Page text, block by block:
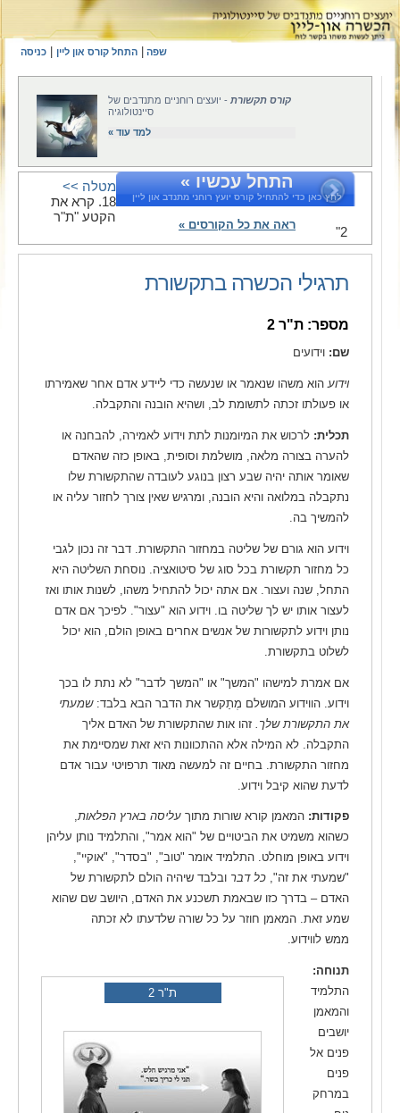
שפה התחל קורס און ליין כניסה
קורס תקשורת - יועצים רוחניים מתנדבים של
סיינטולוגיה
למד עוד »
התחל עכשיו »
לחץ כאן כדי להתחיל קורס יועץ רוחני מתנדב און ליין
ראה את כל הקורסים »
מטלה >>
18. קרא את
הקטע "ת"ר
2"
תרגילי הכשרה בתקשורת
מספר: ת"ר 2
שם: וידועים
וידועהוא משהו שנאמר או שנעשה כדי ליידע אדם אחר שאמירתו
או פעולתו זכתה לתשומת לב, ושהיא הובנה והתקבלה.
תכלית: לרכוש את המיומנות לתת וידוע לאמירה, להבחנה או
להערה בצורה מלאה, מושלמת וסופית, באופן כזה שהאדם
שאומר אותה יהיה שבע רצון בנוגע לעובדה שהתקשורת שלו
נתקבלה במלואה והיא הובנה, ומרגיש שאין צורך לחזור עליה או
להמשיך בה.
וידוע הוא גורם של שליטה במחזור התקשורת. דבר זה נכון לגבי
כל מחזור תקשורת בכל סוג של סיטואציה. נוסחת השליטה היא
התחל, שנה ועצור. אם אתה יכול להתחיל משהו, לשנות אותו ואז
לעצור אותו יש לך שליטה בו. וידוע הוא "עצור". לפיכך אם אדם
נותן וידוע לתקשורות של אנשים אחרים באופן הולם, הוא יכול
לשלוט בתקשורת.
אם אמרת למישהו "המשך" או "המשך לדבר" לא נתת לו בכך
וידוע. הווידוע המושלם מְתַקשר את הדבר הבא בלבד:שמעתי
את התקשורת שלך. זהו אות שהתקשורת של האדם אליך
התקבלה. לא המילה אלא ההתכוונות היא זאת שמסיימת את
מחזור התקשורת. בחיים זה למעשה מאוד תרפויטי עבור אדם
לדעת שהוא קיבל וידוע.
פקודות: המאמן קורא שורות מתוך עליסה בארץ הפלאות,
כשהוא משמיט את הביטויים של "הוא אמר", והתלמיד נותן עליהן
וידוע באופן מוחלט. התלמיד אומר "טוב", "בסדר", "אוקיי",
"שמעתי את זה", כל דבר ובלבד שיהיה הולם לתקשורת של
האדם – בדרך כזו שבאמת תשכנע את האדם, היושב שם שהוא
שמע זאת. המאמן חוזר על כל שורה שלדעתו לא זכתה
ממש לווידוע.
ת"ר 2
תנוחה:
התלמיד
והמאמן
יושבים
פנים אל
פנים
במרחק